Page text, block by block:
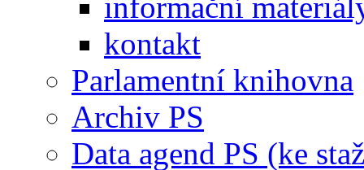
kontakt
Parlamentní knihovna
Archiv PS
Data agend PS (ke